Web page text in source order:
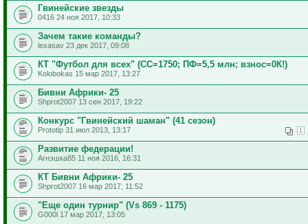
Гвинейские звезды
0416 24 ноя 2017, 10:33
Зачем такие команды?
lexasav 23 дек 2017, 09:08
КТ "Футбол для всех" (СС=1750; ПФ=5,5 млн; взнос=0К!)
Kolobokas 15 мар 2017, 13:27
Бивни Африки- 25
Shprot2007 13 сен 2017, 19:22
Конкурс "Гвинейский шаман" (41 сезон)
1
Prototip 31 июл 2013, 13:17
Развитие федерации!
Агнэшка85 11 ноя 2016, 16:31
КТ Бивни Африки- 25
Shprot2007 16 мар 2017, 11:52
"Еще один турнир" (Vs 869 - 1175)
G000l 17 мар 2017, 13:05